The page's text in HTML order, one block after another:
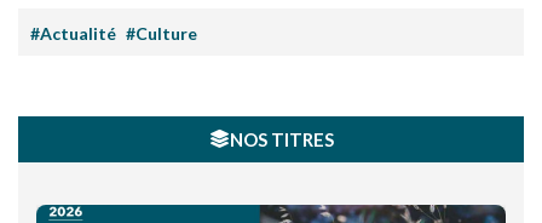
#Actualité #Culture
NOS TITRES